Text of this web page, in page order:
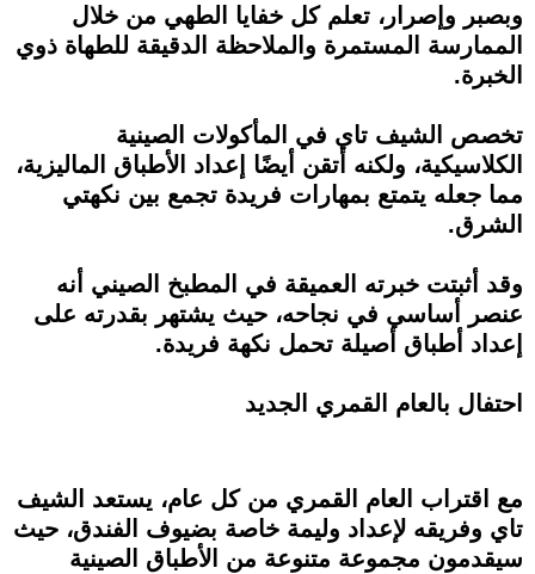
وبصبر وإصرار، تعلم كل خفايا الطهي من خلال
الممارسة المستمرة والملاحظة الدقيقة للطهاة ذوي
الخبرة.
تخصص الشيف تاي في المأكولات الصينية
الكلاسيكية، ولكنه أتقن أيضًا إعداد الأطباق الماليزية،
مما جعله يتمتع بمهارات فريدة تجمع بين نكهتي
الشرق.
وقد أثبتت خبرته العميقة في المطبخ الصيني أنه
عنصر أساسي في نجاحه، حيث يشتهر بقدرته على
إعداد أطباق أصيلة تحمل نكهة فريدة.
احتفال بالعام القمري الجديد
مع اقتراب العام القمري من كل عام، يستعد الشيف
تاي وفريقه لإعداد وليمة خاصة بضيوف الفندق، حيث
سيقدمون مجموعة متنوعة من الأطباق الصينية